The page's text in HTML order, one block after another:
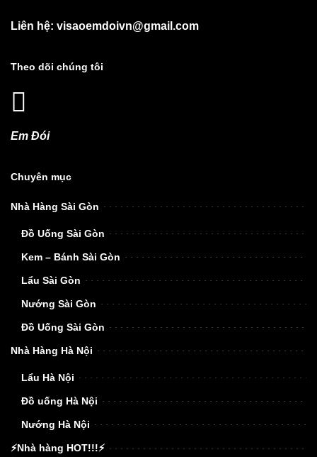
Liên hệ: visaoemdoivn@gmail.com
Theo dõi chúng tôi
Em Đói
Chuyên mục
Nhà Hàng Sài Gòn
Đồ Uống Sài Gòn
Kem – Bánh Sài Gòn
Lẩu Sài Gòn
Nướng Sài Gòn
Đồ Uống Sài Gòn
Nhà Hàng Hà Nội
Lẩu Hà Nội
Đồ uống Hà Nội
Nướng Hà Nội
⚡Nhà hàng HOT!!!⚡